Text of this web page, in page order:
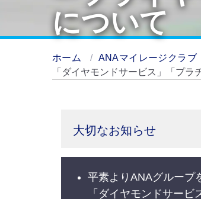
について
ホーム ANAマイレージクラブ
「ダイヤモンドサービス」「プ
大切なお知らせ
平素よりANAグループ
「ダイヤモンドサー